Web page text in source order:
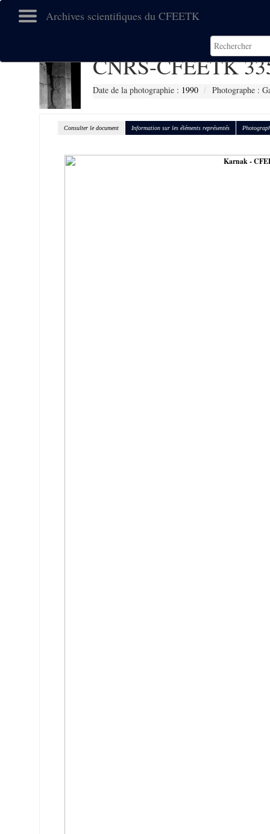
Archives scientifiques du CFEETK
CNRS-CFEETK
Date de la photographie : 1990 Photographe :
Consulter le document Information sur les éléments représentés